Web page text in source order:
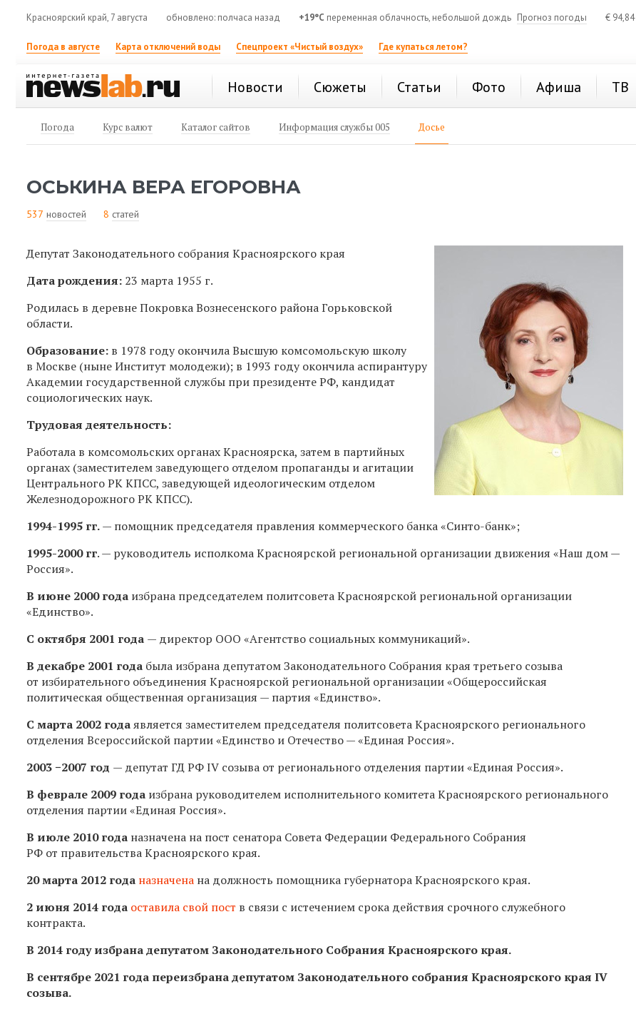
Красноярский край, 7 августа обновлено: полчаса назад +19°C переменная облачность, небольшой дождь Прогноз погоды € 94,84
Погода в августе Карта отключений воды Спецпроект «Чистый воздух» Где купаться летом?
Новости Сюжеты Статьи Фото Афиша ТВ
Погода Курс валют Каталог сайтов Информация службы 005 Досье
ОСЬКИНА ВЕРА ЕГОРОВНА
537 новостей 8 статей
Депутат Законодательного собрания Красноярского края
Дата рождения: 23 марта 1955 г.
Родилась в деревне Покровка Вознесенского района Горьковской
области.
Образование: в 1978 году окончила Высшую комсомольскую школу
в Москве (ныне Институт молодежи); в 1993 году окончила аспирантуру
Академии государственной службы при президенте РФ, кандидат
социологических наук.
Трудовая деятельность:
Работала в комсомольских органах Красноярска, затем в партийных
органах (заместителем заведующего отделом пропаганды и агитации
Центрального РК КПСС, заведующей идеологическим отделом
Железнодорожного РК КПСС).
1994-1995 гг.— помощник председателя правления коммерческого банка «Синто-банк»;
1995-2000 гг.— руководитель исполкома Красноярской региональной организации движения «Наш дом —
Россия».
В июне 2000 года избрана председателем политсовета Красноярской региональной организации
«Единство».
С октября 2001 года — директор ООО «Агентство социальных коммуникаций».
В декабре 2001 года была избрана депутатом Законодательного Собрания края третьего созыва
от избирательного объединения Красноярской региональной организации «Общероссийская
политическая общественная организация — партия «Единство».
С марта 2002 годаявляется заместителем председателя политсовета Красноярского регионального
отделения Всероссийской партии «Единство и Отечество — «Единая Россия».
2003 −2007 год — депутат ГД РФ IV созыва от регионального отделения партии «Единая Россия».
В феврале 2009 года избрана руководителем исполнительного комитета Красноярского регионального
отделения партии «Единая Россия».
В июле 2010 года назначена на пост сенатора Совета Федерации Федерального Собрания
РФ от правительства Красноярского края.
20 марта 2012 года назначена на должность помощника губернатора Красноярского края.
2 июня 2014 года оставила свой пост в связи с истечением срока действия срочного служебного
контракта.
В 2014 году избрана депутатом Законодательного Собрания Красноярского края.
В сентябре 2021 года переизбрана депутатом Законодательного собрания Красноярского края IV
созыва.